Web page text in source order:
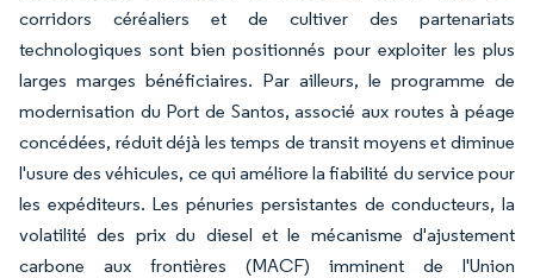
corridors céréaliers et de cultiver des partenariats
technologiques sont bien positionnés pour exploiter les plus
larges marges bénéficiaires. Par ailleurs, le programme de
modernisation du Port de Santos, associé aux routes à péage
concédées, réduit déjà les temps de transit moyens et diminue
l'usure des véhicules, ce qui améliore la fiabilité du service pour
les expéditeurs. Les pénuries persistantes de conducteurs, la
volatilité des prix du diesel et le mécanisme d'ajustement
carbone aux frontières (MACF) imminent de l'Union